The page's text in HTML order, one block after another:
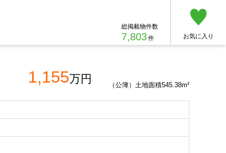
総掲載物件数
7,803件 お気に入り
1,155万円 （公簿）土地面積545.38m²